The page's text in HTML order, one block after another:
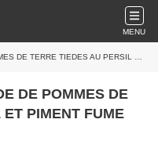
MENU
TIEDES AU PERSIL ET PIMENT FUME
DE POMMES DE
PIMENT FUME